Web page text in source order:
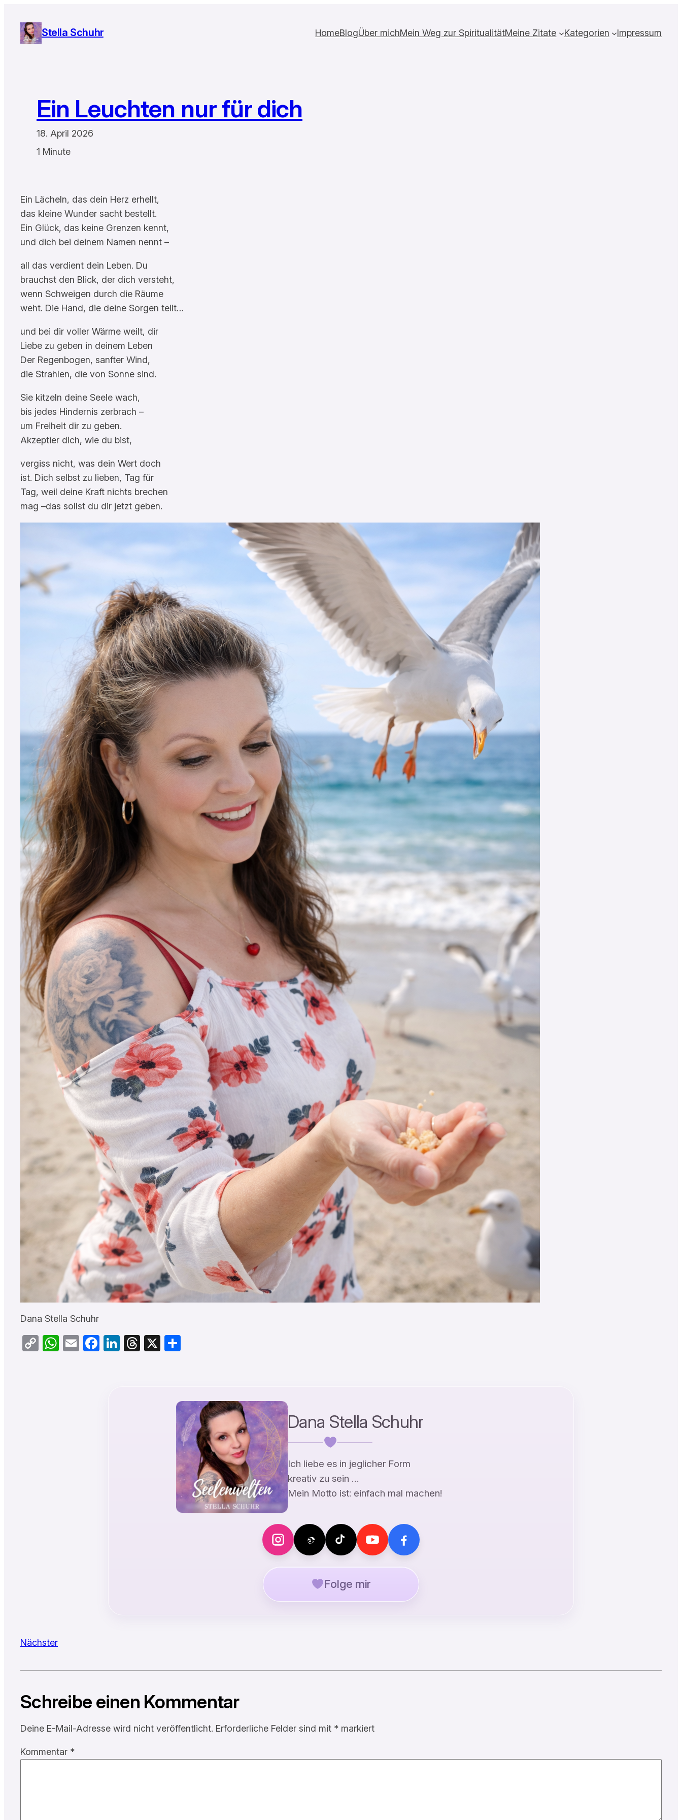
Inhalt
springen
Stella Schuhr HomeBlogÜber michMein Weg zur SpiritualitätMeine Zitate Kategorien Impressum
Ein Leuchten nur für dich
18. April 2026
1 Minute
Ein Lächeln, das dein Herz erhellt,
das kleine Wunder sacht bestellt.
Ein Glück, das keine Grenzen kennt,
und dich bei deinem Namen nennt –
all das verdient dein Leben. Du
brauchst den Blick, der dich versteht,
wenn Schweigen durch die Räume
weht. Die Hand, die deine Sorgen teilt…
und bei dir voller Wärme weilt, dir
Liebe zu geben in deinem Leben
Der Regenbogen, sanfter Wind,
die Strahlen, die von Sonne sind.
Sie kitzeln deine Seele wach,
bis jedes Hindernis zerbrach –
um Freiheit dir zu geben.
Akzeptier dich, wie du bist,
vergiss nicht, was dein Wert doch
ist. Dich selbst zu lieben, Tag für
Tag, weil deine Kraft nichts brechen
mag –das sollst du dir jetzt geben.
Dana Stella Schuhr
CopyWhatsApp
EmailFacebook
LinkedIn
Threads
X
Dana Stella Schuhr
Ich liebe es in jeglicher Form
kreativ zu sein …
Mein Motto ist: einfach mal machen!
Folge mir
Nächster
Schreibe einen Kommentar
Deine E-Mail-Adresse wird nicht veröffentlicht. Erforderliche Felder sind mit * markiert
Kommentar *